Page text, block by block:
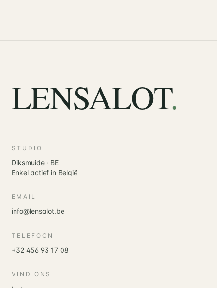
LENSALOT.
STUDIO
Diksmuide · BE
Enkel actief in België
EMAIL
info@lensalot.be
TELEFOON
+32 456 93 17 08
VIND ONS